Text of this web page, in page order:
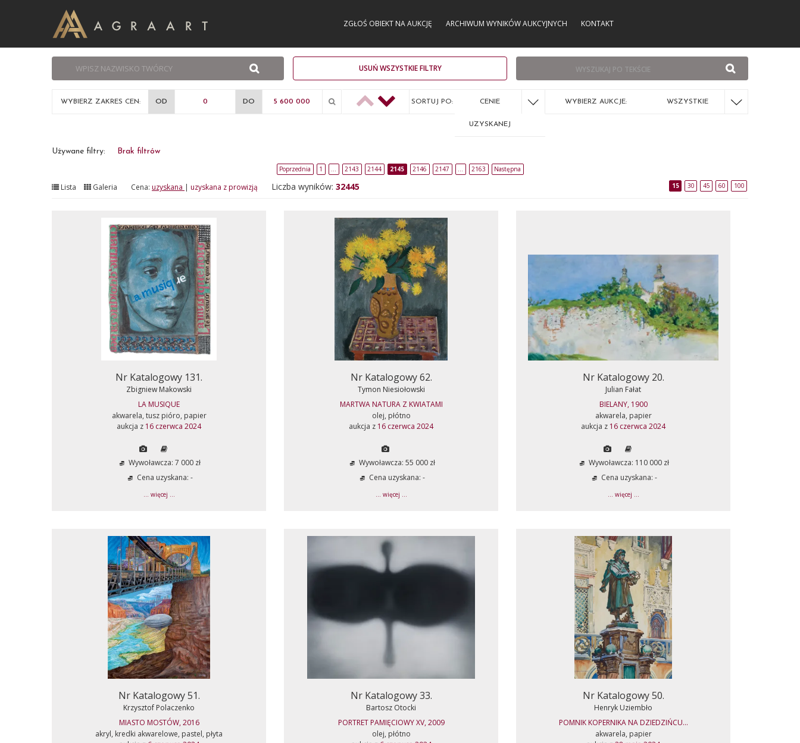
ZGŁOŚ OBIEKT NA AUKCJĘ ARCHIWUM WYNIKÓW AUKCYJNYCH KONTAKT
USUŃ WSZYSTKIE FILTRY
WYBIERZ ZAKRES CEN: OD DO SORTUJ PO: CENIE
UZYSKANEJ
WYBIERZ AUKCJE: WSZYSTKIE
Używane filtry: Brak filtrów
Poprzednia 1 … 2143 2144 2145 2146 2147 … 2163 Następna
Lista Galeria Cena: uzyskana | uzyskana z prowizją Liczba wyników: 32445 15 30 45 60 100
Nr Katalogowy 131.
Zbigniew Makowski
LA MUSIQUE
akwarela, tusz pióro, papier
aukcja z 16 czerwca 2024
Wywoławcza: 7 000 zł
Cena uzyskana: -
... więcej ...
Nr Katalogowy 62.
Tymon Niesiołowski
MARTWA NATURA Z KWIATAMI
olej, płótno
aukcja z 16 czerwca 2024
Wywoławcza: 55 000 zł
Cena uzyskana: -
... więcej ...
Nr Katalogowy 20.
Julian Fałat
BIELANY, 1900
akwarela, papier
aukcja z 16 czerwca 2024
Wywoławcza: 110 000 zł
Cena uzyskana: -
... więcej ...
Nr Katalogowy 51.
Krzysztof Polaczenko
MIASTO MOSTÓW, 2016
akryl, kredki akwarelowe, pastel, płyta
Nr Katalogowy 33.
Bartosz Otocki
PORTRET PAMIĘCIOWY XV, 2009
olej, płótno
Nr Katalogowy 50.
Henryk Uziembło
POMNIK KOPERNIKA NA DZIEDZIŃCU...
akwarela, papier